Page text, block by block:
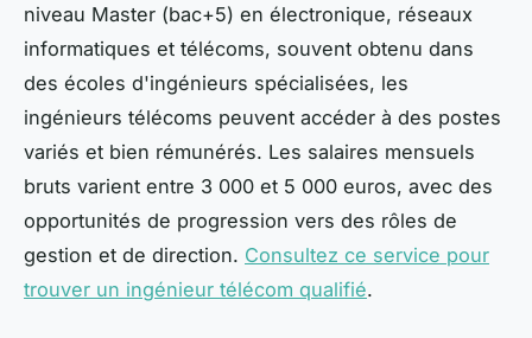
niveau Master (bac+5) en électronique, réseaux
informatiques et télécoms, souvent obtenu dans
des écoles d'ingénieurs spécialisées, les
ingénieurs télécoms peuvent accéder à des postes
variés et bien rémunérés. Les salaires mensuels
bruts varient entre 3 000 et 5 000 euros, avec des
opportunités de progression vers des rôles de
gestion et de direction. Consultez ce service pour
trouver un ingénieur télécom qualifié.